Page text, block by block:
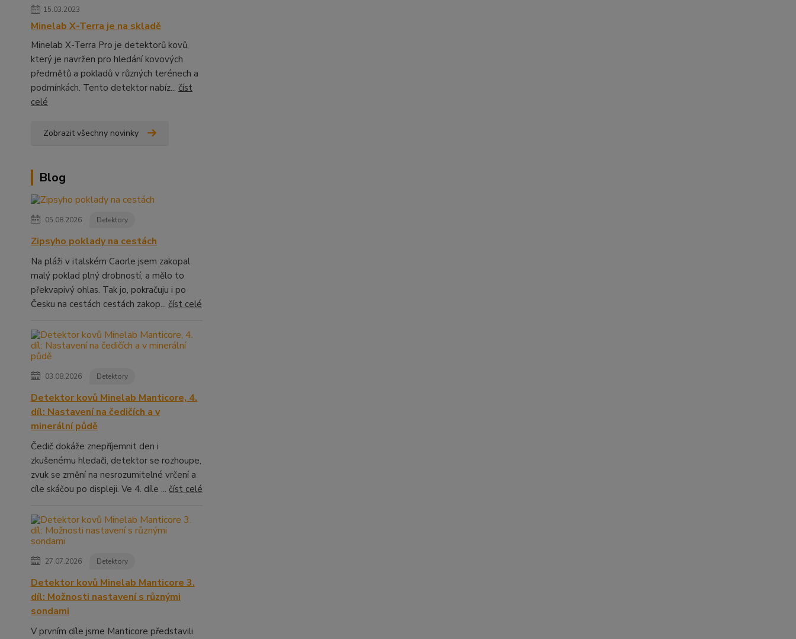
15.03.2023
Minelab X-Terra je na skladě
Minelab X-Terra Pro je detektorů kovů,
který je navržen pro hledání kovových
předmětů a pokladů v různých terénech a
podmínkách. Tento detektor nabíz... číst
celé
Zobrazit všechny novinky
Blog
05.08.2026 Detektory
Zipsyho poklady na cestách
Na pláži v italském Caorle jsem zakopal
malý poklad plný drobností, a mělo to
překvapivý ohlas. Tak jo, pokračuju i po
Česku na cestách cestách zakop... číst celé
03.08.2026 Detektory
Detektor kovů Minelab Manticore, 4.
díl: Nastavení na čedičích a v
minerální půdě
Čedič dokáže znepříjemnit den i
zkušenému hledači, detektor se rozhoupe,
zvuk se změní na nesrozumitelné vrčení a
cíle skáčou po displeji. Ve 4. díle ... číst celé
27.07.2026 Detektory
Detektor kovů Minelab Manticore 3.
díl: Možnosti nastavení s různými
sondami
V prvním díle jsme Manticore představili